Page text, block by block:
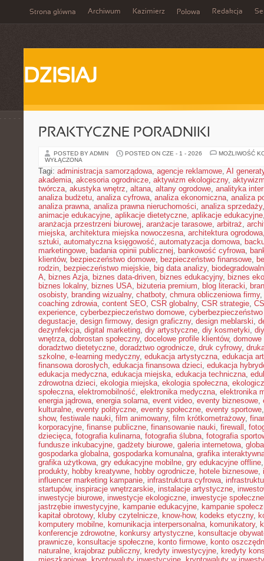
Strona główna Archiwum Kazimierz Połowa Redakcja
DZISIAJ
PRAKTYCZNE PORADNIKI
POSTED BY ADMIN POSTED ON CZE - 1 - 2026
MOŻLIWOŚĆ
WYŁĄCZONA
Tagi: administracja samorządowa, agencje reklamowe, AI
akademia, akcesoria ogrodnicze, aktywizm ekologiczny,
twórcza, akustyka wnętrz, altana, altany ogrodowe, analityka
analiza budżetu, analiza cyfrowa, analiza ekonomiczna, analiza
analiza prawna, analiza prawna nieruchomości, analiza sprzedaży
animacje edukacyjne, aplikacje dietetyczne, aplikacje edukacyjne
aranżacja przestrzeni biurowej, aranżacje tarasowe, arbitraż,
miejska, architektura miejska nowoczesna, architektura ogrodowa
sztuki, automatyczna księgowość, automatyzacja domowa,
marketingowe, badania opinii publicznej, bankowość cyfrowa,
klientów, bezpieczeństwo domowe, bezpieczeństwo finansowe,
rodzin, bezpieczeństwo miejskie, big data analizy,
A, biznes Azja, biznes data-driven, biznes edukacyjny, biznes
biznes lokalny, biznes USA, biżuteria premium, blog literacki,
osobisty, branding wizualny, chatboty, chmura obliczeniowa firmy,
coaching zdrowia, content SEO, CSR globalny, CSR strategie,
experience, cyberbezpieczeństwo domowe,
degustacje, design firmowy, design graficzny, design meblarski,
dezynfekcja, digital marketing, diy artystyczne, diy kosmetyki,
wnętrza, dobrostan społeczny, docelowe profile klientów,
doradztwo dietetyczne, doradztwo ogrodnicze, druk cyfrowy,
szkolne, e-learning medyczny, edukacja artystyczna, edukacja
finansowa dorosłych, edukacja finansowa dzieci, edukacja
edukacja medyczna, edukacja miejska, edukacja techniczna,
zdrowotna dzieci, ekologia miejska, ekologia społeczna,
społeczna, elektromobilność, elektronika medyczna, elektronika
energia jądrowa, energia solarna, event video, eventy biznesowe,
kulturalne, eventy polityczne, eventy społeczne, eventy sportowe
show, festiwale nauki, film animowany, film krótkometrażowy,
korporacyjne, finanse publiczne, finansowanie nauki, firewall ,
dziecięca, fotografia kulinarna, fotografia ślubna, fotografia
fundusze inkubacyjne, gadżety biurowe, galeria internetowa,
gospodarka globalna, gospodarka komunalna, grafika
grafika użytkowa, gry edukacyjne mobilne, gry edukacyjne offline
produkty, hobby kreatywne, hobby ogrodnicze, hotele biznesowe,
influencer marketing kampanie, infrastruktura cyfrowa,
startupów, inspiracje wnętrzarskie, instalacje artystyczne,
inwestycje biurowe, inwestycje ekologiczne, inwestycje społeczne
jastrzębie inwestycyjne, kampanie edukacyjne, kampanie
kapitał obrotowy, kluby czytelnicze, know-how, kodeks etyczny,
komputery mobilne, komunikacja interpersonalna, komunikatory,
konferencje zdrowotne, konkursy artystyczne, konsultacje
prawnicze, konsultacje społeczne, konto firmowe, konto
naturalne, krajobraz publiczny, kredyty inwestycyjne, kredyty